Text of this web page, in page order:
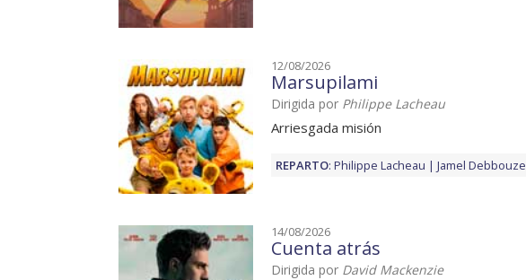
12/08/2026
Marsupilami
Dirigida por Philippe Lacheau
Arriesgada misión
REPARTO: Philippe Lacheau Jamel Debbouze
14/08/2026
Cuenta atrás
Dirigida por David Mackenzie